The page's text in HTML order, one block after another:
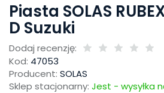
Piasta SOLAS
D Suzuki
Dodaj recenzję:
Kod: 47053
Producent: SOLAS
Sklep stacjonarny: Jest - wysyłka